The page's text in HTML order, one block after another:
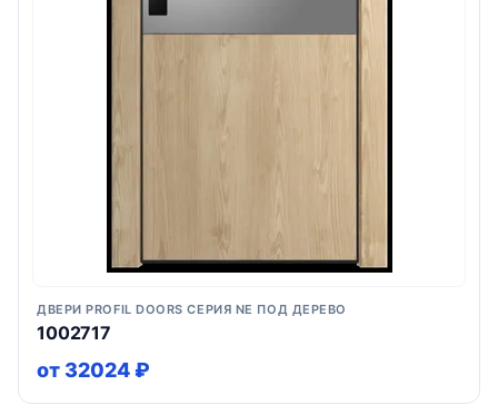
ДВЕРИ PROFIL DOORS СЕРИЯ NE ПОД ДЕРЕВО
1002717
от 32024 ₽